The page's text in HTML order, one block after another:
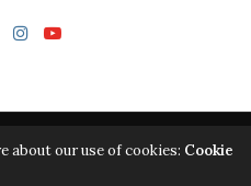
about our use of cookies: Cookie